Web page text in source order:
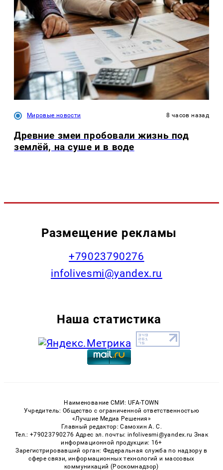
Мировые новости 8 часов назад
Древние змеи пробовали жизнь под
землёй, на суше и в воде
Размещение рекламы
+79023790276
infolivesmi@yandex.ru
Наша статистика
Наименование СМИ: UFA-TOWN
Учредитель: Общество с ограниченной ответственностью
«Лучшие Медиа Решения»
Главный редактор: Самохин А. С.
Тел.: +79023790276 Адрес эл. почты: infolivesmi@yandex.ru Знак
информационной продукции: 16+
Зарегистрировавший орган: Федеральная служба по надзору в
сфере связи, информационных технологий и массовых
коммуникаций (Роскомнадзор)